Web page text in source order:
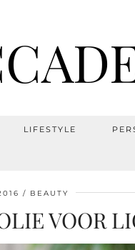
LIFESTYLE
BEAUTY
VOOR